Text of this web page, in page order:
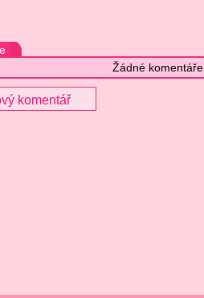
Žádné komentáře
komentář